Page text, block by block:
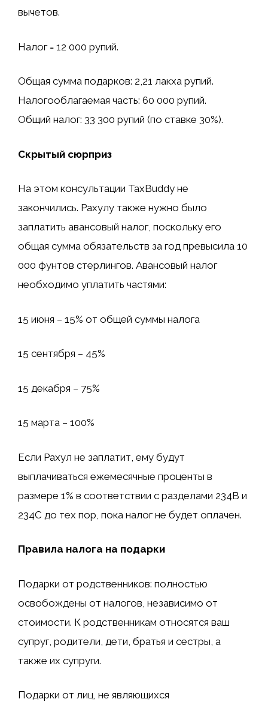
вычетов.
Налог = 12 000 рупий.
Общая сумма подарков: 2,21 лакха рупий.
Налогооблагаемая часть: 60 000 рупий.
Общий налог: 33 300 рупий (по ставке 30%).
Скрытый сюрприз
На этом консультации TaxBuddy не
закончились. Рахулу также нужно было
заплатить авансовый налог, поскольку его
общая сумма обязательств за год превысила 10
000 фунтов стерлингов. Авансовый налог
необходимо уплатить частями:
15 июня – 15% от общей суммы налога
15 сентября – 45%
15 декабря – 75%
15 марта – 100%
Если Рахул не заплатит, ему будут
выплачиваться ежемесячные проценты в
размере 1% в соответствии с разделами 234B и
234C до тех пор, пока налог не будет оплачен.
Правила налога на подарки
Подарки от родственников: полностью
освобождены от налогов, независимо от
стоимости. К родственникам относятся ваш
супруг, родители, дети, братья и сестры, а
также их супруги.
Подарки от лиц, не являющихся